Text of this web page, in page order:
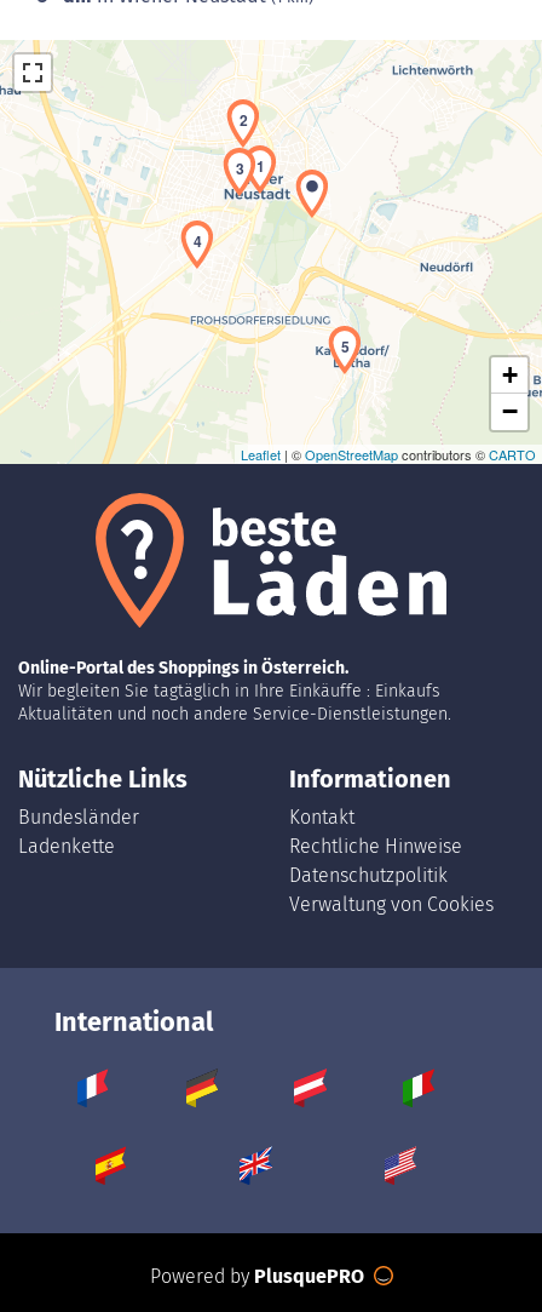
Laden der Karte...
1
2
3
4
5
+
−
Leaflet | ©OpenStreetMapcontributors ©CARTO
Online-Portal des Shoppings in Österreich.
Wir begleiten Sie tagtäglich in Ihre Einkäuffe : Einkaufs
Aktualitäten und noch andere Service-Dienstleistungen.
Nützliche Links
Bundesländer
Ladenkette
Informationen
Kontakt
Rechtliche Hinweise
Datenschutzpolitik
Verwaltung von Cookies
International
Powered by PlusquePRO